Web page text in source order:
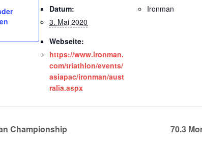
Datum:
3. Mai 2020
Webseite:
https://www.ironman.
com/triathlon/events/
asiapac/ironman/aust
ralia.aspx
Ironman
Championship 70.3